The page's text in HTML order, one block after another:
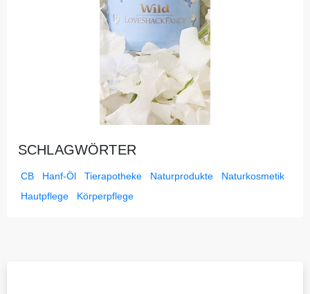
SCHLAGWÖRTER
CB Hanf-Öl Tierapotheke Naturprodukte
Naturkosmetik
Hautpflege
Körperpflege